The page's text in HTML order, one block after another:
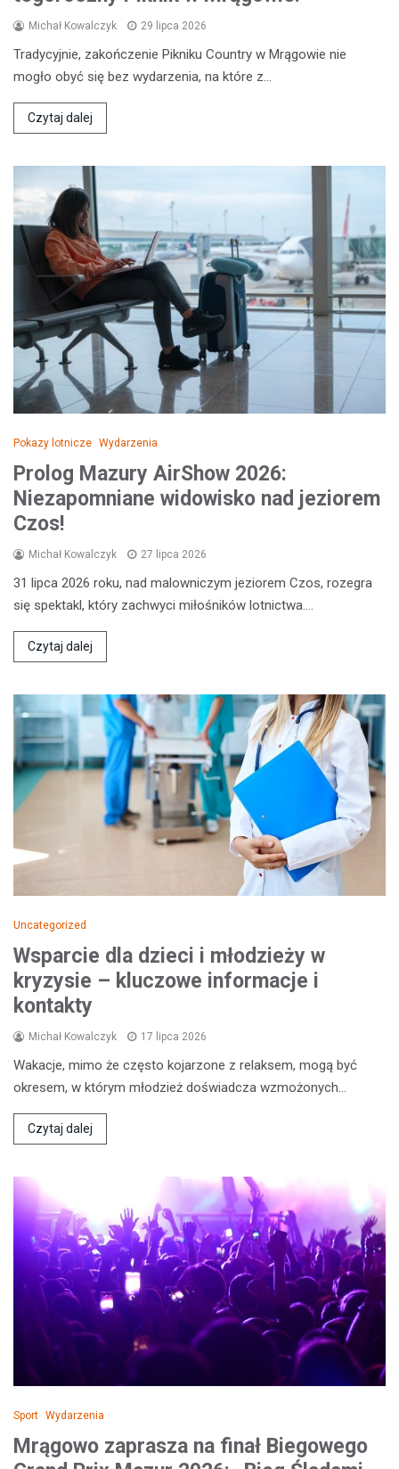
Michał Kowalczyk 29 lipca 2026
Tradycyjnie, zakończenie Pikniku Country w Mrągowie nie
mogło obyć się bez wydarzenia, na które z…
Czytaj dalej
Pokazy lotnicze Wydarzenia
Prolog Mazury AirShow 2026:
Niezapomniane widowisko nad jeziorem
Czos!
Michał Kowalczyk 27 lipca 2026
31 lipca 2026 roku, nad malowniczym jeziorem Czos, rozegra
się spektakl, który zachwyci miłośników lotnictwa.…
Czytaj dalej
Uncategorized
Wsparcie dla dzieci i młodzieży w
kryzysie – kluczowe informacje i
kontakty
Michał Kowalczyk 17 lipca 2026
Wakacje, mimo że często kojarzone z relaksem, mogą być
okresem, w którym młodzież doświadcza wzmożonych…
Czytaj dalej
Sport Wydarzenia
Mrągowo zaprasza na finał Biegowego